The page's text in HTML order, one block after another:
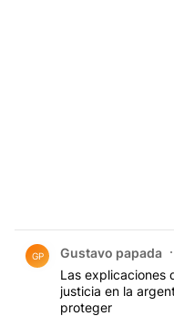
GP Gustavo papada
Las explicaciones
justicia en la
proteger